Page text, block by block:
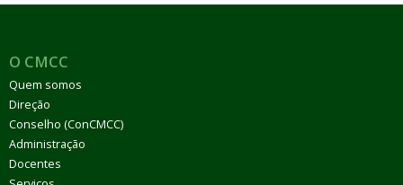
O CMCC
Quem somos
Direção
Conselho (ConCMCC)
Administração
Docentes